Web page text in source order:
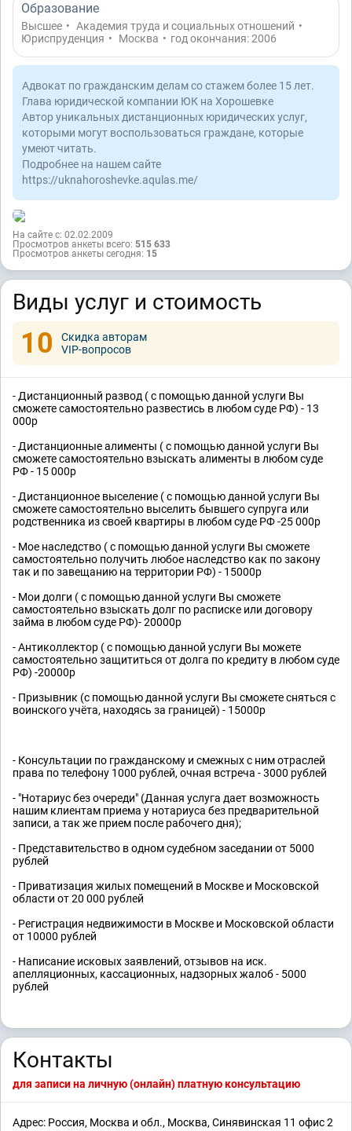
Образование
Высшее • Академия труда и социальных отношений •
Юриспруденция • Москва • год окончания: 2006
Адвокат по гражданским делам со стажем более 15 лет.
Глава юридической компании ЮК на Хорошевке
Автор уникальных дистанционных юридических услуг,
которыми могут воспользоваться граждане, которые
умеют читать.
Подробнее на нашем сайте
https://uknahoroshevke.aqulas.me/
На сайте с: 02.02.2009
Просмотров анкеты всего: 515 633
Просмотров анкеты сегодня: 15
Виды услуг и стоимость
10
Скидка авторам
VIP-вопросов
- Дистанционный развод ( с помощью данной услуги Вы
сможете самостоятельно развестись в любом суде РФ) - 13
000р
- Дистанционные алименты ( с помощью данной услуги Вы
сможете самостоятельно взыскать алименты в любом суде
РФ - 15 000р
- Дистанционное выселение ( с помощью данной услуги Вы
сможете самостоятельно выселить бывшего супруга или
родственника из своей квартиры в любом суде РФ -25 000р
- Мое наследство ( с помощью данной услуги Вы сможете
самостоятельно получить любое наследство как по закону
так и по завещанию на территории РФ) - 15000р
- Мои долги ( с помощью данной услуги Вы сможете
самостоятельно взыскать долг по расписке или договору
займа в любом суде РФ)- 20000р
- Антиколлектор ( с помощью данной услуги Вы можете
самостоятельно защититься от долга по кредиту в любом суде
РФ) -20000р
- Призывник (с помощью данной услуги Вы сможете сняться с
воинского учёта, находясь за границей) - 15000р
- Консультации по гражданскому и смежных с ним отраслей
права по телефону 1000 рублей, очная встреча - 3000 рублей
- "Нотариус без очереди" (Данная услуга дает возможность
нашим клиентам приема у нотариуса без предварительной
записи, а так же прием после рабочего дня);
- Представительство в одном судебном заседании от 5000
рублей
- Приватизация жилых помещений в Москве и Московской
области от 20 000 рублей
- Регистрация недвижимости в Москве и Московской области
от 10000 рублей
- Написание исковых заявлений, отзывов на иск.
апелляционных, кассационных, надзорных жалоб - 5000
рублей
Контакты
для записи на личную (онлайн) платную консультацию
Адрес: Россия, Москва и обл., Москва, Синявинская 11 офис 2